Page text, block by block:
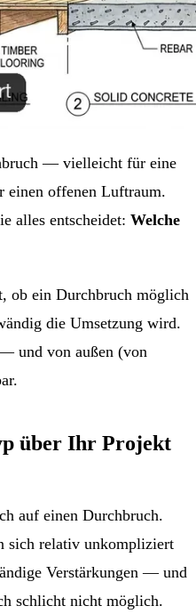
— vielleicht für eine
einen offenen Luftraum.
alles entscheidet: Welche
ob ein Durchbruch möglich
die Umsetzung wird.
und von außen (von
über Ihr Projekt
auf einen Durchbruch.
sich relativ unkompliziert
Verstärkungen — und
schlicht nicht möglich.